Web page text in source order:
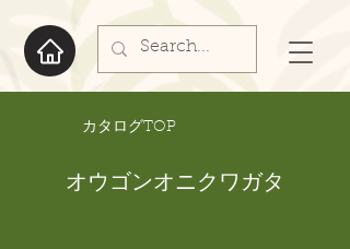
​カタログTOP
オウゴンオニクワガタ